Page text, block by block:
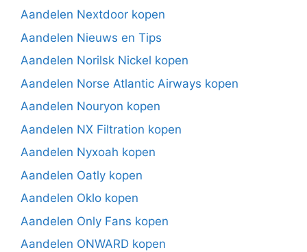
Aandelen Nextdoor kopen
Aandelen Nieuws en Tips
Aandelen Norilsk Nickel kopen
Aandelen Norse Atlantic Airways kopen
Aandelen Nouryon kopen
Aandelen NX Filtration kopen
Aandelen Nyxoah kopen
Aandelen Oatly kopen
Aandelen Oklo kopen
Aandelen Only Fans kopen
Aandelen ONWARD kopen